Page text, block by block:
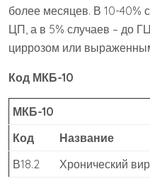
более месяцев. В 10-40%
ЦП, а в 5% случаев – до
циррозом или
Код МКБ-10
МКБ-10
Код
Название
В18.2
Хронический